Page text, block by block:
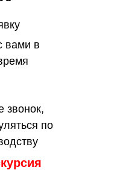
вами в
звонок,
по